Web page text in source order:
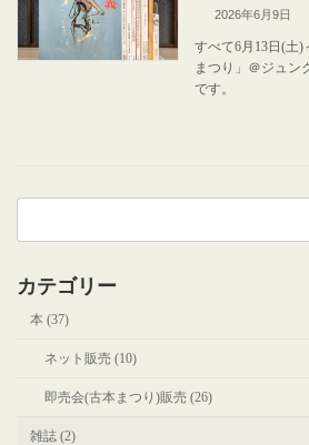
2026年6月9日
すべて6月13日(土
まつり」＠ジュン
です。
検
カテゴリー
本 (37)
ネット販売 (10)
即売会(古本まつり)販売 (26)
雑誌 (2)